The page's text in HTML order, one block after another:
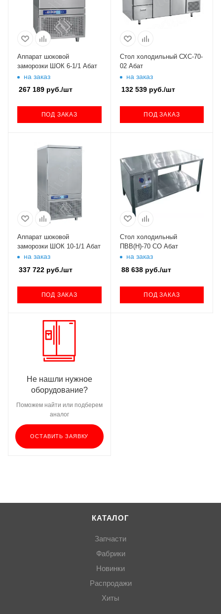
Аппарат шоковой
заморозки ШОК 6-1/1 Абат
на заказ
267 189 руб./шт
ПОД ЗАКАЗ
Стол холодильный СХС-70-
02 Абат
на заказ
132 539руб./шт
ПОД ЗАКАЗ
Аппарат шоковой
заморозки ШОК 10-1/1 Абат
на заказ
337 722 руб./шт
ПОД ЗАКАЗ
Стол холодильный
ПВВ(Н)-70 СО Абат
на заказ
88 638руб./шт
ПОД ЗАКАЗ
Не нашли нужное
оборудование?
Поможем найти или подберем
аналог
ОСТАВИТЬ ЗАЯВКУ
КАТАЛОГ
Запчасти
Фабрики
Новинки
Распродажи
Хиты